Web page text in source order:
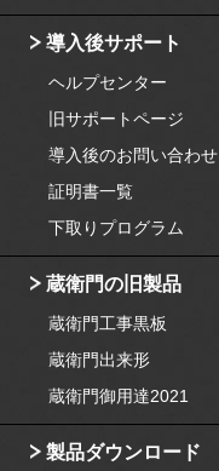
導入後サポート
ヘルプセンター
旧サポートページ
導入後のお問い合わせ
証明書一覧
下取りプログラム
蔵衛門の旧製品
蔵衛門工事黒板
蔵衛門出来形
蔵衛門御用達2021
製品ダウンロード